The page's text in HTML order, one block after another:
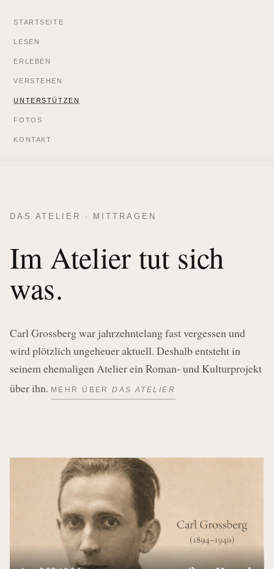
STARTSEITE
LESEN
ERLEBEN
VERSTEHEN
UNTERSTÜTZEN
FOTOS
KONTAKT
DAS ATELIER · MITTRAGEN
Im Atelier tut sich
was.
Carl Grossberg war jahrzehntelang fast vergessen und
wird plötzlich ungeheuer aktuell. Deshalb entsteht in
seinem ehemaligen Atelier ein Roman- und Kulturprojekt
über ihn. MEHR ÜBERDAS ATELIER